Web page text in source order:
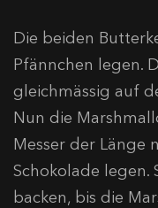
Die beiden
Pfännchen legen.
gleichmässig auf
Nun die
Messer der Länge
Schokolade legen.
backen, bis die